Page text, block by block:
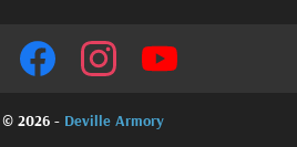
2026 - Deville Armory